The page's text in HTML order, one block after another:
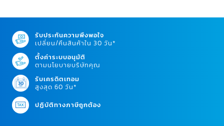
รับประกันความพึงพอใจ
เปลี่ยน/คืนสินค้าใน 30 วัน*
ตั้งค่าระบบอนุมัติ
ตามนโยบายบริษัทคุณ
รับเครดิตเทอม
สูงสุด 60 วัน*
ปฏิบัติทางภาษีถูกต้อง